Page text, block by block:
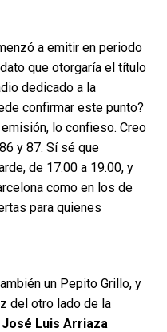
a emitir en periodo
que otorgaría el título
dedicado a la
confirmar este punto?
lo confieso. Creo
y 87. Sí sé que
de 17.00 a 19.00, y
como en los de
para quienes
un Pepito Grillo, y
del otro lado de la
José Luis Arriaza